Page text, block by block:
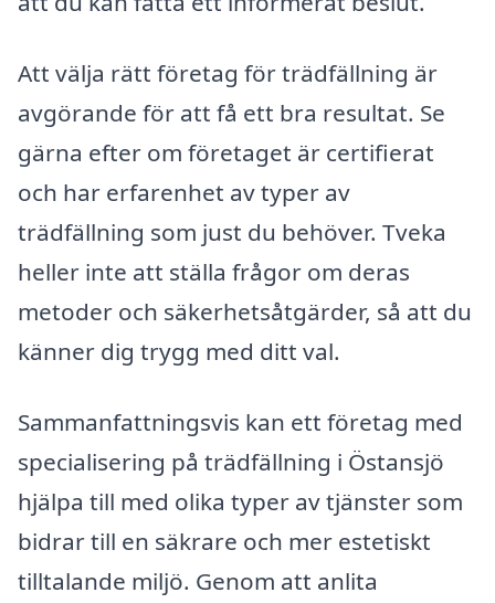
Att välja rätt företag för trädfällning är
avgörande för att få ett bra resultat. Se
gärna efter om företaget är certifierat
och har erfarenhet av typer av
trädfällning som just du behöver. Tveka
heller inte att ställa frågor om deras
metoder och säkerhetsåtgärder, så att du
känner dig trygg med ditt val.
Sammanfattningsvis kan ett företag med
specialisering på trädfällning i Östansjö
hjälpa till med olika typer av tjänster som
bidrar till en säkrare och mer estetiskt
tilltalande miljö. Genom att anlita